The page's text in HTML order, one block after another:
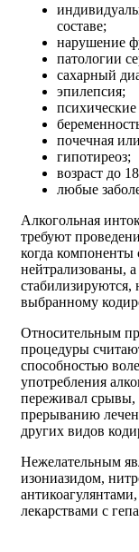
составе;
нарушение
патологии
сахарный
эпилепсия;
психические
почечная
гипотиреоз;
возраст до
любые
Алкогольная
требуют
когда компоненты
нейтрализованы,
стабилизируются,
выбранному
Относительным
процедуры
способностью
употребления
переживал срывы,
прерыванию
других видов
Нежелательным
изониазидом,
лекарствами с